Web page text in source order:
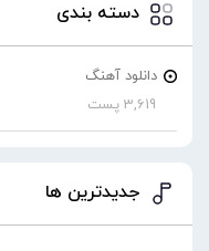
دسته بندی
دانلود آهنگ
3,619 پست
جدیدترین ها